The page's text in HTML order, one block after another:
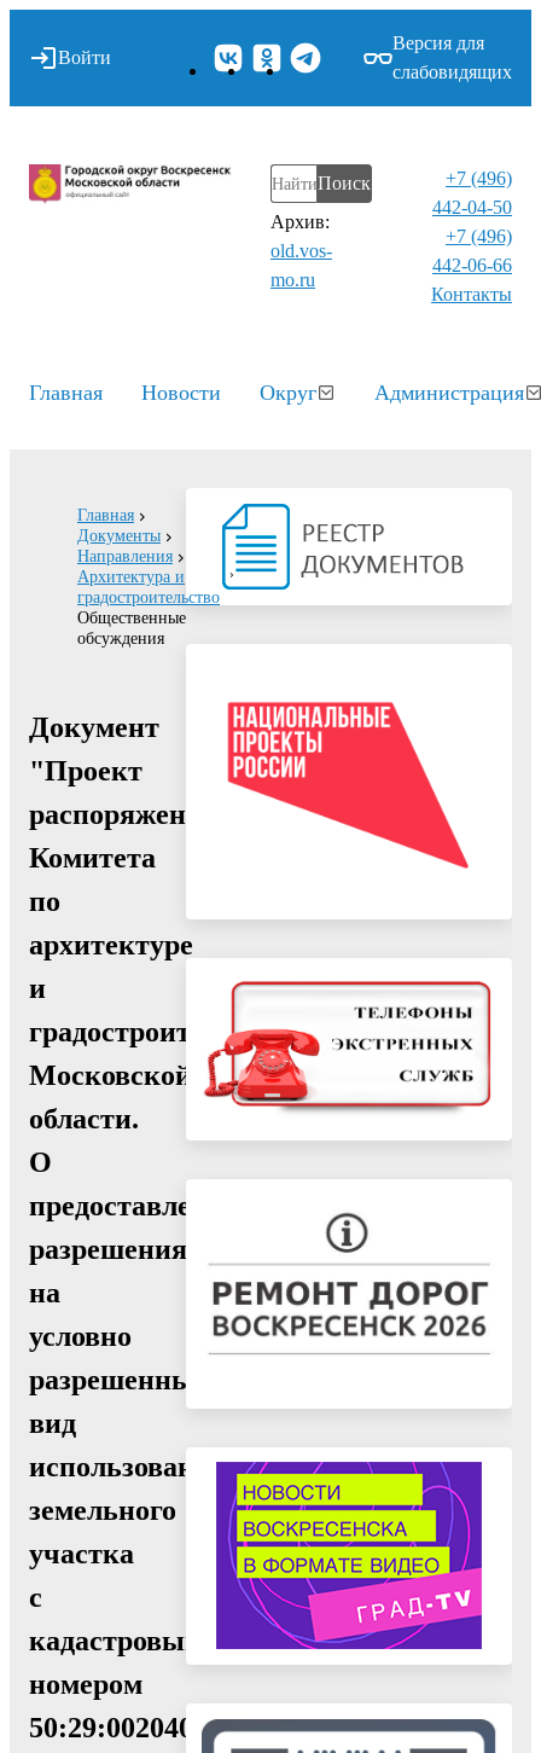
Войти
Версия для
слабовидящих
Поиск
Архив:
old.vos-
mo.ru
+7 (496)
442-04-50
+7 (496)
442-06-66
Контакты⁠
Главная Новости Округ Администрация
Главная
Документы
Направления
Архитектура и
градостроительство
Общественные
обсуждения
Документ
"Проект
распоряжения
Комитета
по
архитектуре
и
градостроительству
Московской
области.
О
предоставлении
разрешения
на
условно
разрешенный
вид
использования
земельного
участка
с
кадастровым
номером
50:29:0020405:709,